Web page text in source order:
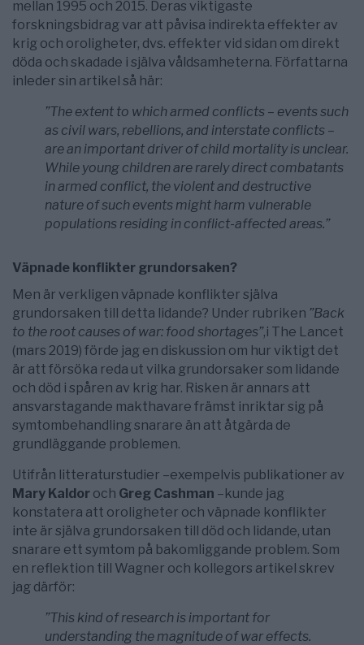
mellan 1995 och 2015. Deras viktigaste
forskningsbidrag var att påvisa indirekta effekter av
krig och oroligheter, dvs. effekter vid sidan om direkt
döda och skadade i själva våldsamheterna. Författarna
inleder sin artikel så här:
”The extent to which armed conflicts – events such
as civil wars, rebellions, and interstate conflicts –
are an important driver of child mortality is unclear.
While young children are rarely direct combatants
in armed conflict, the violent and destructive
nature of such events might harm vulnerable
populations residing in conflict-affected areas.”
Väpnade konflikter grundorsaken?
Men är verkligen väpnade konflikter själva
grundorsaken till detta lidande? Under rubriken ”Back
to the root causes of war: food shortages”,i The Lancet
(mars 2019) förde jag en diskussion om hur viktigt det
är att försöka reda ut vilka grundorsaker som lidande
och död i spåren av krig har. Risken är annars att
ansvarstagande makthavare främst inriktar sig på
symtombehandling snarare än att åtgärda de
grundläggande problemen.
Utifrån litteraturstudier –exempelvis publikationer av
Mary Kaldor och Greg Cashman –kunde jag
konstatera att oroligheter och väpnade konflikter
inte är själva grundorsaken till död och lidande, utan
snarare ett symtom på bakomliggande problem. Som
en reflektion till Wagner och kollegors artikel skrev
jag därför:
”This kind of research is important for
understanding the magnitude of war effects.